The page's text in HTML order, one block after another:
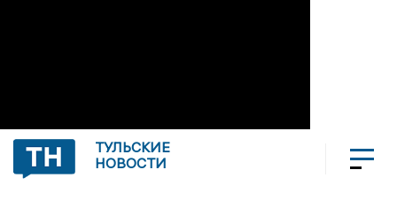
ТУЛЬСКИЕ
НОВОСТИ